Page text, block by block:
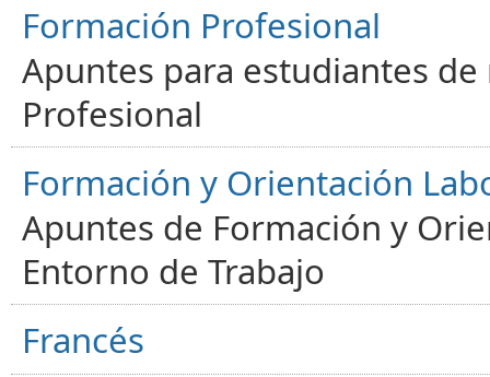
Formación Profesional
Apuntes para estudiantes
Profesional
Formación y Orientación
Apuntes de Formación y
Entorno de Trabajo
Francés